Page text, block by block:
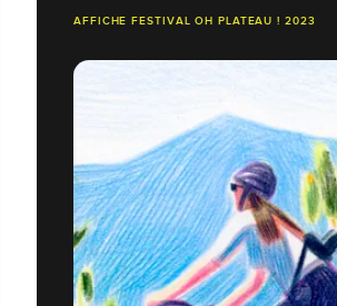
AFFICHE FESTIVAL OH PLATEAU ! 2023